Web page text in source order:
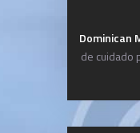
Dominican
de cuidado